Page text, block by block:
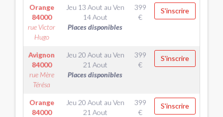
Orange
84000
rue Victor
Hugo
Jeu 13 Aout au Ven
14 Aout
Places disponibles
399
€
S'inscrire
Avignon
84000
rue Mère
Térésa
Jeu 20 Aout au Ven
21 Aout
Places disponibles
399
€
S'inscrire
Orange
84000
Jeu 20 Aout au Ven
21 Aout
399
€
S'inscrire